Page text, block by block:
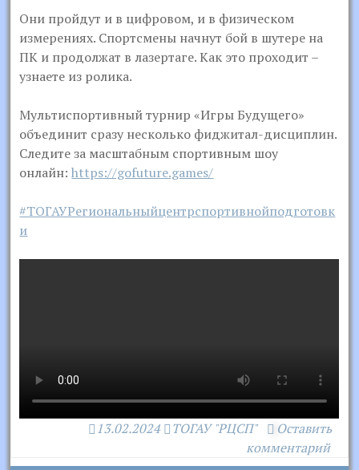
Они пройдут и в цифровом, и в физическом
измерениях. Спортсмены начнут бой в шутере на
ПК и продолжат в лазертаге. Как это проходит –
узнаете из ролика.
Мультиспортивный турнир «Игры Будущего»
объединит сразу несколько фиджитал-дисциплин.
Следите за масштабным спортивным шоу
онлайн:https://gofuture.games/
#ТОГАУРегиональныйцентрспортивнойподготовк
и
13.02.2024 ТОГАУ "РЦСП"
Оставить
комментарий